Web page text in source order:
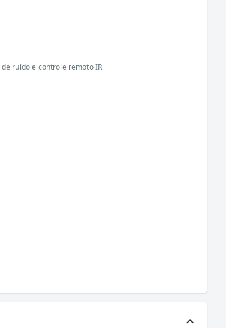
ruído e controle remoto IR